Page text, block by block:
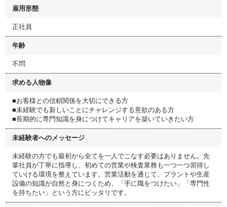
雇用形態
正社員
年齢
不問
求める人物像
■お客様との信頼関係を大切にできる方
■未経験でも新しいことにチャレンジする意欲のある方
■長期的に専門知識を身につけてキャリアを築いていきたい方
未経験者へのメッセージ
未経験の方でも最初から全てを一人でこなす必要はありません。先
輩社員が丁寧に指導し、初めての営業や検査業務も一つ一つ習得し
ていける環境を整えています。営業活動を通じて、プラントや生産
設備の知識が自然と身につくため、「手に職をつけたい」「専門性
を持ちたい」という方にピッタリです。